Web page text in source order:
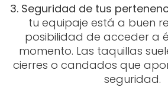
3. Seguridad de tus
tu equipaje está a buen
posibilidad de acceder a
momento. Las taquillas
cierres o candados que
seguridad.